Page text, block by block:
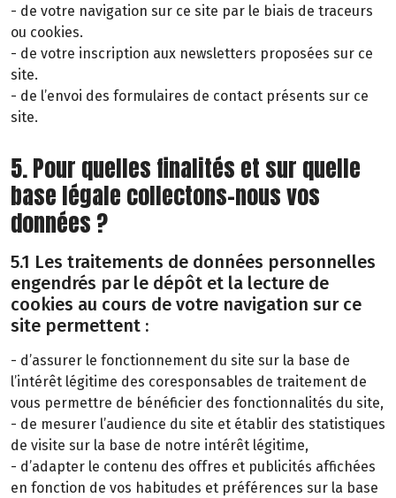
- de votre navigation sur ce site par le biais de traceurs
ou cookies.
- de votre inscription aux newsletters proposées sur ce
site.
- de l’envoi des formulaires de contact présents sur ce
site.
5. Pour quelles finalités et sur quelle
base légale collectons-nous vos
données ?
5.1 Les traitements de données personnelles
engendrés par le dépôt et la lecture de
cookies au cours de votre navigation sur ce
site permettent :
- d’assurer le fonctionnement du site sur la base de
l’intérêt légitime des coresponsables de traitement de
vous permettre de bénéficier des fonctionnalités du site,
- de mesurer l’audience du site et établir des statistiques
de visite sur la base de notre intérêt légitime,
- d’adapter le contenu des offres et publicités affichées
en fonction de vos habitudes et préférences sur la base